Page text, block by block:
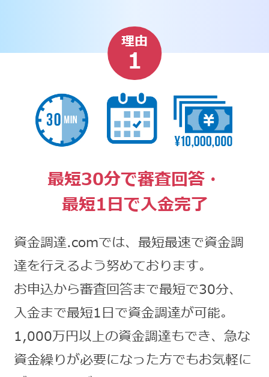
理由
1
最短30分で審査回答・
最短1日で入金完了
資金調達.comでは、最短最速で資金調
達を行えるよう努めております。
お申込から審査回答まで最短で30分、
入金まで最短1日で資金調達が可能。
1,000万円以上の資金調達もでき、急な
資金繰りが必要になった方でもお気軽に